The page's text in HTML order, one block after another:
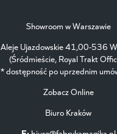
Showroom w Warszawie
Aleje Ujazdowskie 41,00-536
(Śródmieście, Royal Trakt
* dostępność po uprzednim
Zobacz Online
Biuro Kraków